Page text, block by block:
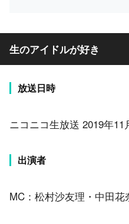
生のアイドルが好き
放送日時
ニコニコ生放送 2019年11
出演者
MC：松村沙友理・中田花